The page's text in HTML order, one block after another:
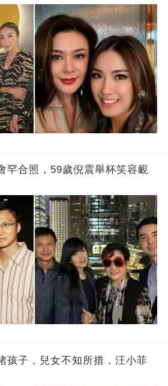
罕合照，59歲倪震舉杯笑容靦
孩子，兒女不知所措，汪小菲